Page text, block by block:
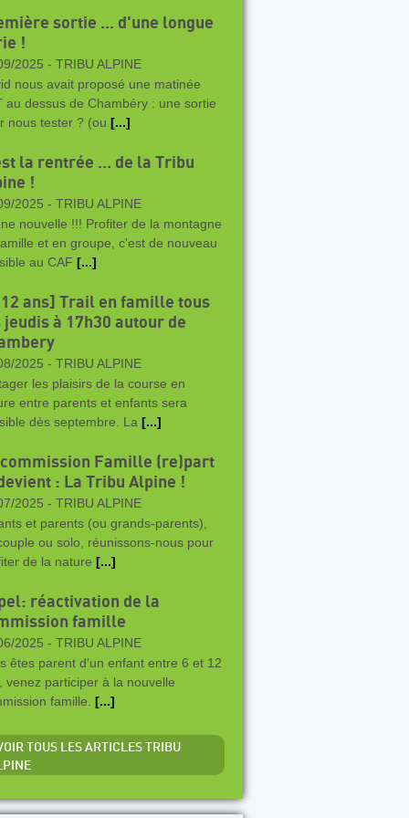
sortie ... d'une longue
!
2025 - TRIBU ALPINE
nous avait proposé une matinée
au dessus de Chambéry : une sortie
nous tester ? (ou [...]
la rentrée … de la Tribu
!
2025 - TRIBU ALPINE
nouvelle !!! Profiter de la montagne
et en groupe, c'est de nouveau
au CAF [...]
ans] Trail en famille tous
jeudis à 17h30 autour de
2025 - TRIBU ALPINE
les plaisirs de la course en
entre parents et enfants sera
dès septembre. La [...]
Famille (re)part
: La Tribu Alpine !
2025 - TRIBU ALPINE
et parents (ou grands-parents),
ou solo, réunissons-nous pour
de la nature [...]
réactivation de la
famille
2025 - TRIBU ALPINE
êtes parent d'un enfant entre 6 et 12
venez participer à la nouvelle
famille. [...]
TOUS LES ARTICLES TRIBU